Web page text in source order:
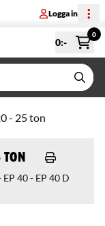
Logga in
0:-
0
- 25 ton
ton
40 - EP 40 D